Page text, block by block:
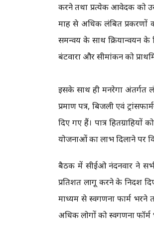
करने तथा प्रत्येक आवेदक को
माह से अधिक लंबित प्रकरणों
समन्वय के साथ क्रियान्वयन
बंटवारा और सीमांकन को
इसके साथ ही मनरेगा अंतर्गत
प्रमाण पत्र, बिजली एवं
दिए गए हैं। पात्र
योजनाओं का लाभ दिलाने पर
बैठक में सीईओ नंदनवार ने सभी
प्रतिशत लागू करने के निर्देश
माध्यम से स्वगणना फार्म भरने
अधिक लोगों को स्वगणना फॉर्म